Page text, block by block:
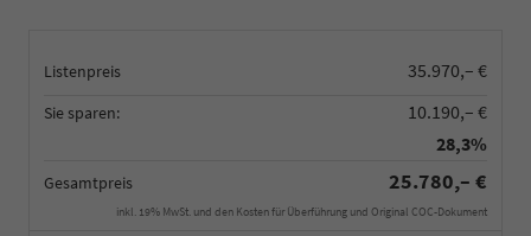
Listenpreis 35.970,– €
Sie sparen:
10.190,– €
28,3%
Gesamtpreis 25.780,– €
inkl. 19% MwSt. und den Kosten für Überführung und Original COC-Dokument